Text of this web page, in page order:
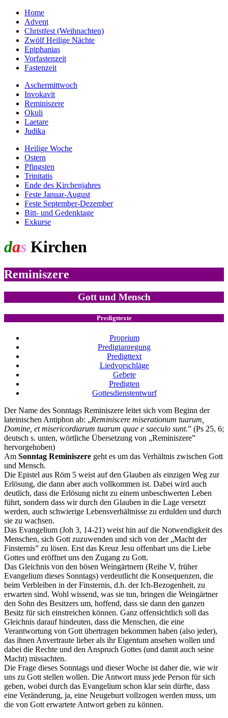
Home
Advent
Christfest (Weihnachten)
Zwölf Heilige Nächte
Epiphanias
Vorfastenzeit
Fastenzeit
Aschermittwoch
Invokavit
Reminiszere
Okuli
Laetare
Judika
Heilige Woche
Ostern
Pfingsten
Trinitatis
Ende des Kirchenjahres
Feste Januar-August
Feste September-Dezember
Bitt- und Gedenktage
Exkurse
das Kirchen
Reminiszere
Gott und Mensch
Predigttexte
Proprium
Predigtanregung
Predigttext
Liedvorschläge
Gebete
Predigten
Gottesdienstentwurf
Der Name des Sonntags Reminiszere leitet sich vom Beginn der
lateinischen Antiphon ab: „Reminiscere miserationum tuarum,
Domine, et misericordiarum tuarum quae e saeculo sunt.” (Ps 25, 6;
deutsch s. unten, wörtliche Übersetzung von „Reminiszere”
hervorgehoben)
Am Sonntag Reminiszere geht es um das Verhältnis zwischen Gott
und Mensch.
Die Epistel aus Röm 5 weist auf den Glauben als einzigen Weg zur
Erlösung, die dann aber auch vollkommen ist. Dabei wird auch
deutlich, dass die Erlösung nicht zu einem unbeschwerten Leben
führt, sondern dass wir durch den Glauben in die Lage versetzt
werden, auch schwierige Lebensverhältnisse zu erdulden und durch
sie zu wachsen.
Das Evangelium (Joh 3, 14-21) weist hin auf die Notwendigkeit des
Menschen, sich Gott zuzuwenden und sich von der „Macht der
Finsternis” zu lösen. Erst das Kreuz Jesu offenbart uns die Liebe
Gottes und eröffnet uns den Zugang zu Gott.
Das Gleichnis von den bösen Weingärtnern (Reihe V, früher
Evangelium dieses Sonntags) verdeutlicht die Konsequenzen, die
beim Verbleiben in der Finsternis, d.h. der Ich-Bezogenheit, zu
erwarten sind. Wohl wissend, was sie tun, bringen die Weingärtner
den Sohn des Besitzers um, hoffend, dass sie dann den ganzen
Besitz für sich einstreichen können. Ganz offensichtlich soll das
Gleichnis darauf hindeuten, dass die Menschen, die eine
Verantwortung von Gott übertragen bekommen haben (also jeder),
das ihnen Anvertraute lieber als ihr Eigentum ansehen wollen und
dabei die Rechte und den Anspruch Gottes (und damit auch seine
Macht) missachten.
Die Frage dieses Sonntags und dieser Woche ist daher die, wie wir
uns zu Gott stellen wollen. Die Antwort muss jede Person für sich
geben, wobei durch das Evangelium schon klar sein dürfte, dass
eine Veränderung, ja, eine Neugeburt vollzogen werden muss, um
die von Gott erwartete Antwort geben zu können.